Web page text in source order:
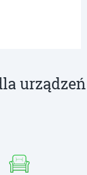
urządzeń